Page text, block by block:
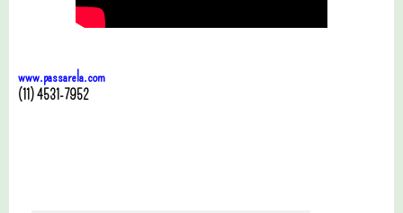
www.passarela.com
(11) 4531-7952